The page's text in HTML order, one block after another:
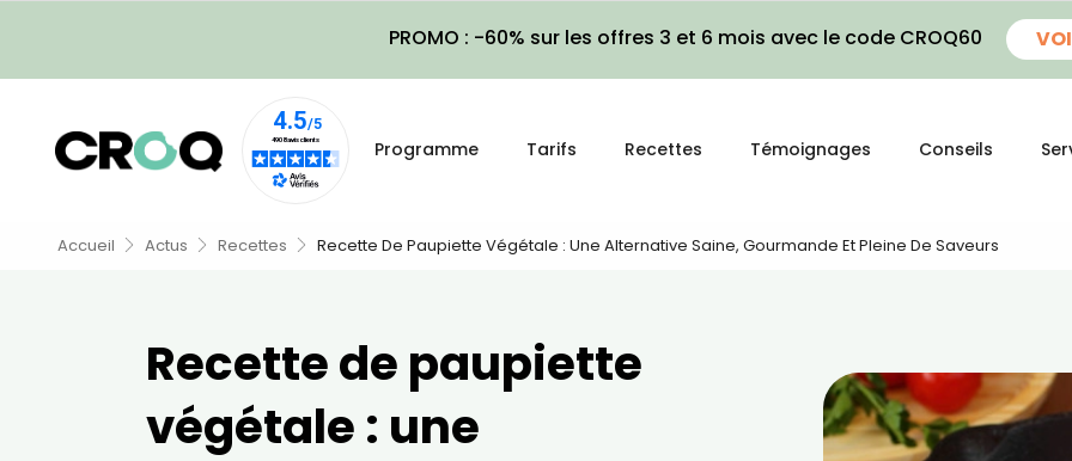
PROMO : -60% sur les offres 3 et 6 mois avec le code CROQ60
Programme Tarifs Recettes Témoignages Conseils
Accueil Actus Recettes Recette De Paupiette Végétale : Une Alternative Saine, Gourmande Et Pleine De Saveurs
Recette de paupiette
végétale : une